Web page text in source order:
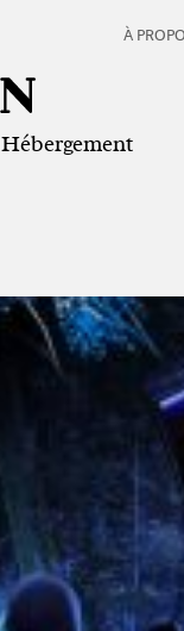
À
Hébergement